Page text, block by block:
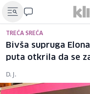
TREĆA SREĆA
Bivša supruga
puta otkrila da se
D. J.